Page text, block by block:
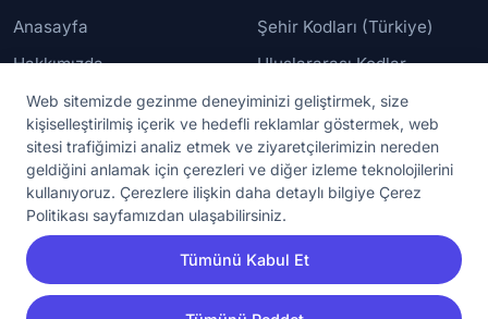
Web sitemizde gezinme deneyiminizi geliştirmek, size
kişiselleştirilmiş içerik ve hedefli reklamlar göstermek, web
sitesi trafiğimizi analiz etmek ve ziyaretçilerimizin nereden
geldiğini anlamak için çerezleri ve diğer izleme teknolojilerini
kullanıyoruz. Çerezlere ilişkin daha detaylı bilgiye Çerez
Politikası sayfamızdan ulaşabilirsiniz.
Tümünü Kabul Et
Anasayfa
Hakkımızda
İletişim
Şehir Kodları (Türkiye)
Uluslararası Kodlar
Güvenilir Numaralar
YASAL KORUMA
Kullanım Koşulları
Gizlilik Sözleşmesi
KVKK Aydınlatma Metni
Çerez Ayarları